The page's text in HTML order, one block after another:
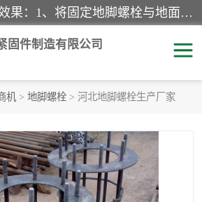
紧固件地脚螺栓的效果：1、将固定地脚螺栓与地面用水泥等物品灌溉在一起，可用来固定较小振荡和冲击的设备。2、活动地脚是一种可拆卸的地脚螺栓，可以固定有激烈振荡和冲击的大型机器设备。3、胀锚地脚螺栓用于固定比较简略且重量轻的设备，辅佐设备长期处于静止状态下。4、粘接地脚螺栓为一种使用广泛且常见的设备，它也是用来固定简略设备的小件。
固件制造有限公司
机 > 地脚螺栓 > 河北地脚螺栓生产厂家
拉杆
悬挑梁拉杆